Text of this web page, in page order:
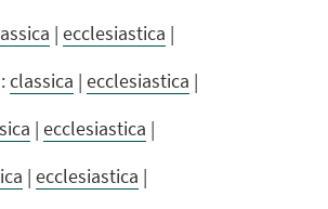
| ecclesiastica |
classica | ecclesiastica |
| ecclesiastica |
| ecclesiastica |